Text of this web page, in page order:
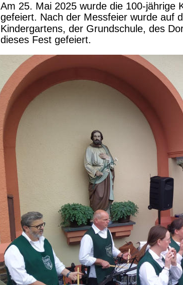
Am 25. Mai 2025 wurde die 100-jährige
gefeiert. Nach der Messfeier wurde auf
Kindergartens, der Grundschule, des
dieses Fest gefeiert.